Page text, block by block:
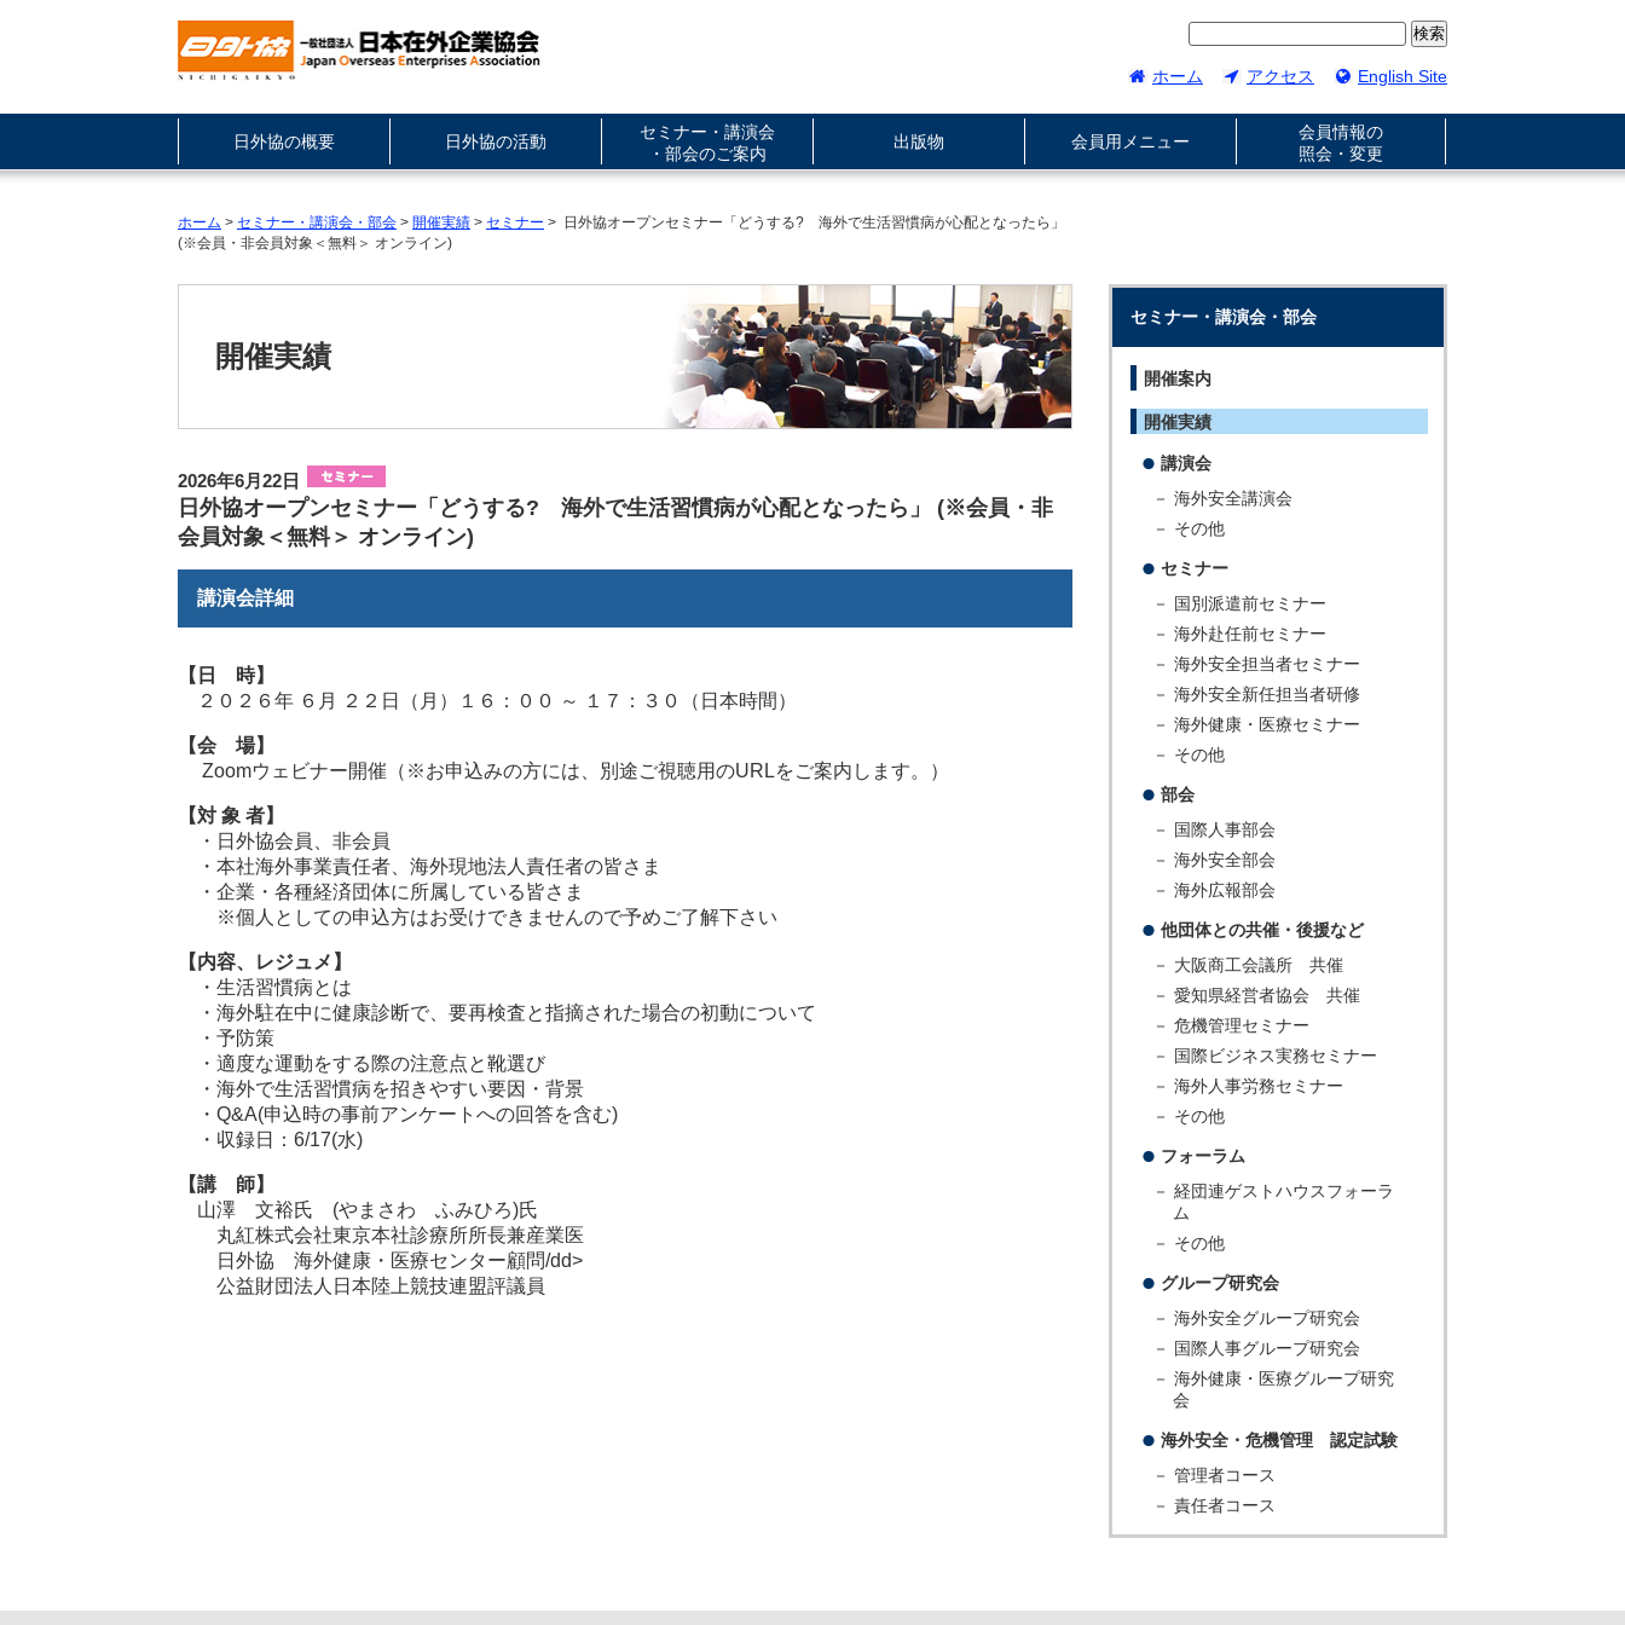
ホーム アクセス English Site
日外協の概要 日外協の活動
セミナー・講演会
・部会のご案内
出版物 会員用メニュー
会員情報の
照会・変更
ホーム > セミナー・講演会・部会 > 開催実績 > セミナー > 日外協オープンセミナー「どうする? 海外で生活習慣病が心配となったら」
(※会員・非会員対象＜無料＞ オンライン)
開催実績
2026年6月22日
日外協オープンセミナー「どうする? 海外で生活習慣病が心配となったら」 (※会員・非
会員対象＜無料＞ オンライン)
講演会詳細
【日 時】
２０２６年 ６月 ２２日（月）１６：００ ～ １７：３０（日本時間）
【会 場】
Zoomウェビナー開催（※お申込みの方には、別途ご視聴用のURLをご案内します。）
【対 象 者】
・日外協会員、非会員
・本社海外事業責任者、海外現地法人責任者の皆さま
・企業・各種経済団体に所属している皆さま
※個人としての申込方はお受けできませんので予めご了解下さい
【内容、レジュメ】
・生活習慣病とは
・海外駐在中に健康診断で、要再検査と指摘された場合の初動について
・予防策
・適度な運動をする際の注意点と靴選び
・海外で生活習慣病を招きやすい要因・背景
・Q&A(申込時の事前アンケートへの回答を含む)
・収録日：6/17(水)
【講 師】
山澤 文裕氏 (やまさわ ふみひろ)氏
丸紅株式会社東京本社診療所所長兼産業医
日外協 海外健康・医療センター顧問/dd>
公益財団法人日本陸上競技連盟評議員
セミナー・講演会・部会
開催案内
開催実績
講演会
－ 海外安全講演会
－ その他
セミナー
－ 国別派遣前セミナー
－ 海外赴任前セミナー
－ 海外安全担当者セミナー
－ 海外安全新任担当者研修
－ 海外健康・医療セミナー
－ その他
部会
－ 国際人事部会
－ 海外安全部会
－ 海外広報部会
他団体との共催・後援など
－ 大阪商工会議所 共催
－ 愛知県経営者協会 共催
－ 危機管理セミナー
－ 国際ビジネス実務セミナー
－ 海外人事労務セミナー
－ その他
フォーラム
－ 経団連ゲストハウスフォーラ
ム
－ その他
グループ研究会
－ 海外安全グループ研究会
－ 国際人事グループ研究会
－ 海外健康・医療グループ研究
会
海外安全・危機管理 認定試験
－ 管理者コース
－ 責任者コース